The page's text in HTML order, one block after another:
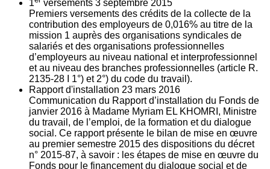
1
versements 3 septembre 2015
Premiers versements des crédits de la collecte de la
contribution des employeurs de 0,016% au titre de la
mission 1 auprès des organisations syndicales de
salariés et des organisations professionnelles
d’employeurs au niveau national et interprofessionnel
et au niveau des branches professionnelles (article R.
2135‐28 I 1°) et 2°) du code du travail).
Rapport d'installation 23 mars 2016
Communication du Rapport d’installation du Fonds de
janvier 2016 à Madame Myriam EL KHOMRI, Ministre
du travail, de l’emploi, de la formation et du dialogue
social. Ce rapport présente le bilan de mise en œuvre
au premier semestre 2015 des dispositions du décret
n° 2015-87, à savoir : les étapes de mise en œuvre du
Fonds pour le financement du dialogue social et de